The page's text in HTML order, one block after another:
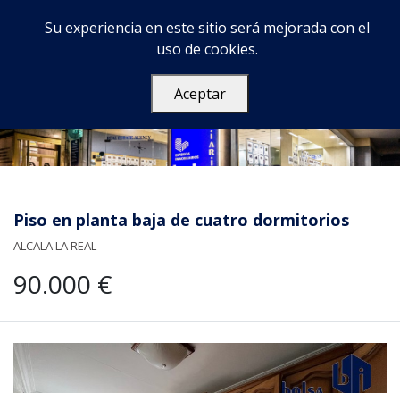
Piso en planta baja de cuatro dormitorios
ALCALA LA REAL
90.000 €
Su experiencia en este sitio será mejorada con el
uso de cookies.
Aceptar